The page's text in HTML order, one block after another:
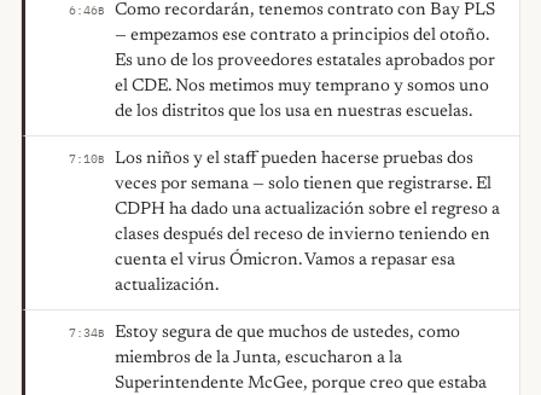
6:46B
Como recordarán, tenemos contrato con Bay PLS
— empezamos ese contrato a principios del otoño.
Es uno de los proveedores estatales aprobados por
el CDE. Nos metimos muy temprano y somos uno
de los distritos que los usa en nuestras escuelas.
7:10B
Los niños y el staff pueden hacerse pruebas dos
veces por semana — solo tienen que registrarse. El
CDPH ha dado una actualización sobre el regreso a
clases después del receso de invierno teniendo en
cuenta el virus Ómicron. Vamos a repasar esa
actualización.
7:34B
Estoy segura de que muchos de ustedes, como
miembros de la Junta, escucharon a la
Superintendente McGee, porque creo que estaba